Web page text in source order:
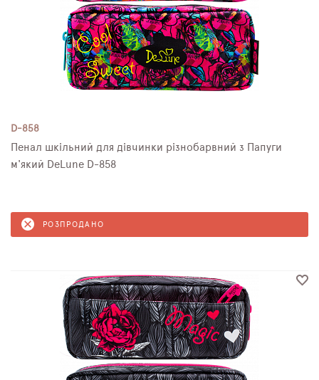
D-858
Пенал шкільний для дівчинки різнобарвний з Папуги
м'який DeLune D-858
РОЗПРОДАНО